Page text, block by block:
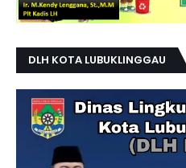
DLH KOTA LUBUKLINGGAU